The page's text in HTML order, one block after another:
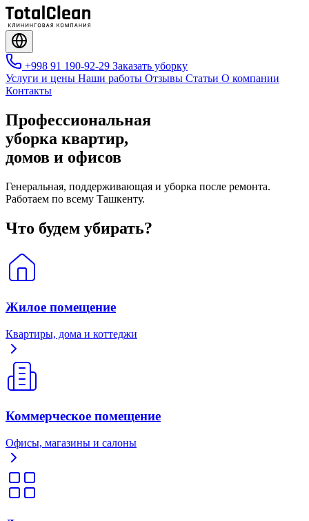
+998 91 190-92-29 Заказать уборку
Услуги и цены Наши работы Отзывы Статьи О компании
Контакты
Профессиональная
уборка квартир,
домов и офисов
Генеральная, поддерживающая и уборка после ремонта.
Работаем по всему Ташкенту.
Что будем убирать?
Жилое помещение
Квартиры, дома и коттеджи
Коммерческое помещение
Офисы, магазины и салоны